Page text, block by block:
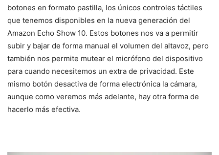
botones en formato pastilla, los únicos controles táctiles
que tenemos disponibles en la nueva generación del
Amazon Echo Show 10. Estos botones nos va a permitir
subir y bajar de forma manual el volumen del altavoz, pero
también nos permite mutear el micrófono del dispositivo
para cuando necesitemos un extra de privacidad. Este
mismo botón desactiva de forma electrónica la cámara,
aunque como veremos más adelante, hay otra forma de
hacerlo más efectiva.